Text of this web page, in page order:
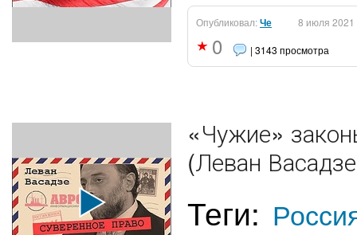
Опубликовал:Че 8 июля 2021
0 | 3143 просмотра
«Чужие»
(Леван
Теги: